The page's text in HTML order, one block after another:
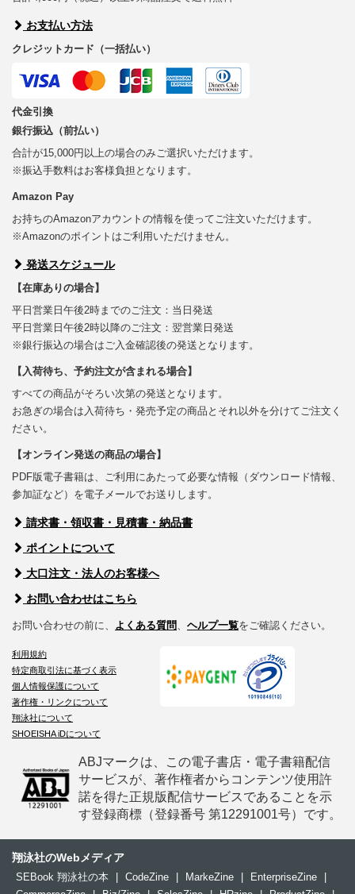
お支払い方法
クレジットカード（一括払い）
代金引換
銀行振込（前払い）
合計が15,000円以上の場合のみご選択いただけます。
※振込手数料はお客様負担となります。
Amazon Pay
お持ちのAmazonアカウントの情報を使ってご注文いただけます。
※Amazonのポイントはご利用いただけません。
発送スケジュール
【在庫ありの場合】
平日営業日午後2時までのご注文：当日発送
平日営業日午後2時以降のご注文：翌営業日発送
※銀行振込の場合はご入金確認後の発送となります。
【入荷待ち、予約注文が含まれる場合】
すべての商品がそろい次第の発送となります。
お急ぎの場合は入荷待ち・発売予定の商品とそれ以外を分けてご注文く
ださい。
【オンライン発送の商品の場合】
PDF版電子書籍は、ご利用にあたって必要な情報（ダウンロード情報、
参加証など）を電子メールでお送りします。
請求書・領収書・見積書・納品書
ポイントについて
大口注文・法人のお客様へ
お問い合わせはこちら
お問い合わせの前に、 よくある質問 ヘルプ一覧をご確認ください。
利用規約
特定商取引法に基づく表示
個人情報保護について
著作権・リンクについて
翔泳社について
SHOEISHA iDについて
ABJマークは、この電子書店・電子書籍配信
サービスが、著作権者からコンテンツ使用許
諾を得た正規版配信サービスであることを示
す登録商標（登録番号 第12291001号）です。
翔泳社のWebメディア
SEBook 翔泳社の本 | CodeZine | MarkeZine | EnterpriseZine
|